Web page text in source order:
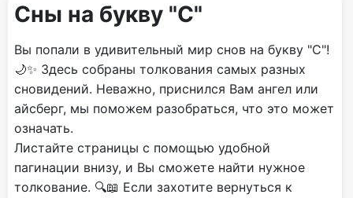
Сны на букву "С"
Вы попали в удивительный мир снов на букву "С"!
🌙✨ Здесь собраны толкования самых разных
сновидений. Неважно, приснился Вам ангел или
айсберг, мы поможем разобраться, что это может
означать.
Листайте страницы с помощью удобной
пагинации внизу, и Вы сможете найти нужное
толкование. 🔍📖 Если захотите вернуться к